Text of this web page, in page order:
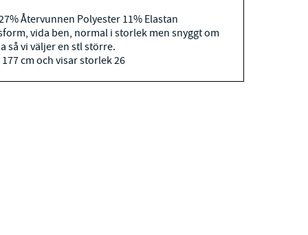
Återvunnen Polyester 11% Elastan
vida ben, normal i storlek men snyggt om
så vi väljer en stl större.
cm och visar storlek 26